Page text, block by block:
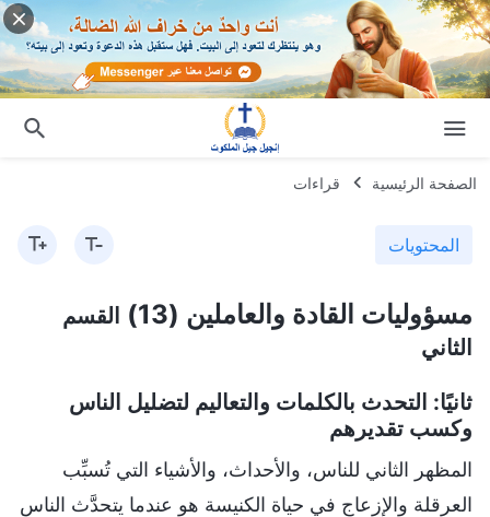
الصفحة الرئيسية قراءات
المحتويات
مسؤوليات القادة والعاملين (13)
القسم
الثاني
ثانيًا: التحدث بالكلمات والتعاليم لتضليل الناس
وكسب تقديرهم
المظهر الثاني للناس، والأحداث، والأشياء التي تُسبِّب
العرقلة والإزعاج في حياة الكنيسة هو عندما يتحدَّث الناس